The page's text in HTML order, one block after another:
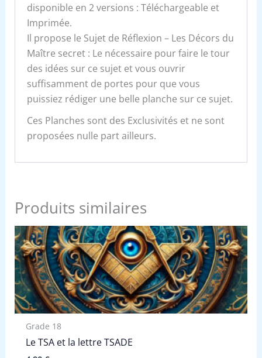
disponible en 2 versions : Téléchargeable et
Imprimée.
Il propose le Sujet de Réflexion – Les Décors du
Maître secret : Le nécessaire pour faire le tour
des idées sur ce sujet et vous ouvrir
suffisamment de portes pour que vous
puissiez rédiger une belle planche sur ce sujet.
Ces Planches sont des Exclusivités et ne sont
proposées nulle part ailleurs.
Produits similaires
Grade 18
Le TSA et la lettre TSADE